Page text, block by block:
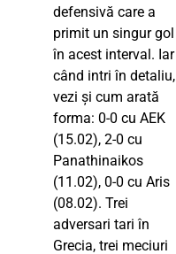
defensivă care a
primit un singur gol
în acest interval. Iar
când intri în detaliu,
vezi și cum arată
forma: 0-0 cu AEK
(15.02), 2-0 cu
Panathinaikos
(11.02), 0-0 cu Aris
(08.02). Trei
adversari tari în
Grecia, trei meciuri